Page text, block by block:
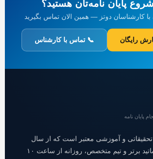
شروع پایان نامه‌تان هستید؟
با کارشناسان دوتز — همین الان تماس بگیرید
رایگان 📞 تماس با کارشناس
پایان نامه
و آموزشی معتبر است که از سال
۱۳۹۸ با حضور اساتید برتر و تیم متخصص، روزانه از ساعت ۱۰